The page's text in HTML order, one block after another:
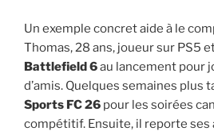
Un exemple concret aide à le
Thomas, 28 ans, joueur sur PS5
Battlefield 6au lancement pour
d’amis. Quelques semaines plus
Sports FC 26 pour les soirées
compétitif. Ensuite, il reporte ses